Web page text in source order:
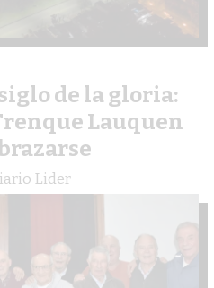
de la gloria:
Lauquen
Lider